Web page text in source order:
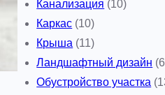
Канализация (10)
Каркас (10)
Крыша (11)
Ландшафтный дизайн
Обустройство участка